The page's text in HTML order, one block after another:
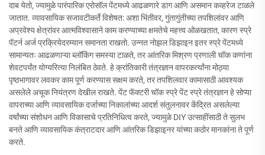
दाब येतो, ज्यामुळे पारंपारिक एरोसॉल पेंटमध्ये आढळणारे डाग आणि असमान कव्हरेज टाळले
जातात. व्यावसायिक सजावटीकर्ते विशेषत: अशा भिंतीवर, गुंतागुंतीच्या तपशिलांवर आणि
अप्रवेश्य क्षेत्रांवर आत्मविश्वासाने काम करण्याच्या क्षमतेचे महत्त्व ओळखतात, कारण स्प्रे
पॅटर्न अर्ज प्रक्रियेदरम्यान समानता राखतो. उन्नत नोझल डिझाइन इतर स्प्रे पेंटमध्ये
सामान्यतः आढळणाऱ्या ब्लॉकिंग समस्या टाळते, तर आंतरिक मिश्रण प्रणाली चॉक कणांना
शेवटपर्यंत योग्यरित्या निलंबित ठेवते. हे क्रांतिकारी तंत्रज्ञान वापरकर्त्यांना मोठ्या
पृष्ठभागावर लवकर काम पूर्ण करण्यास सक्षम करते, तर तपशिलवार कामासाठी आवश्यक
असलेले अचूक नियंत्रण देखील राखते. पेंट फॅक्टरी चॉक स्प्रे पेंट स्प्रे तंत्रज्ञान हे सोप्या
वापराच्या आणि व्यावसायिक दर्जाच्या निकालांच्या आदर्श संतुलनावर केंद्रित असलेल्या
वर्षांच्या संशोधन आणि विकासाचे प्रतिनिधित्व करते, ज्यामुळे DIY उत्साहींसाठी ते सुलभ
बनते आणि व्यावसायिक कंत्राटदार आणि आंतरिक डिझाइनर यांच्या कठोर मानकांना ते पूर्ण
करते.